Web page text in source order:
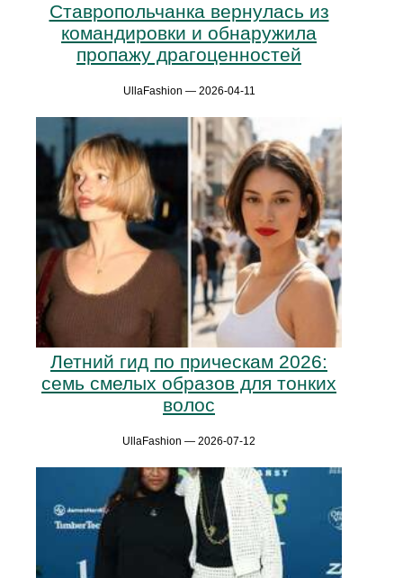
Ставропольчанка вернулась из
командировки и обнаружила
пропажу драгоценностей
UllaFashion — 2026-04-11
Летний гид по прическам 2026:
семь смелых образов для тонких
волос
UllaFashion — 2026-07-12